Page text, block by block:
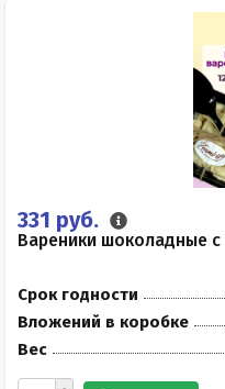
331 руб.
Вареники шоколадные
Срок годности
Вложений в коробке
Вес